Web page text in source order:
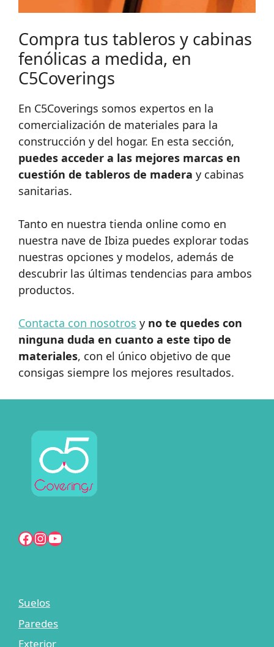
Compra tus tableros y cabinas
fenólicas a medida, en
C5Coverings
En C5Coverings somos expertos en la
comercialización de materiales para la
construcción y del hogar. En esta sección,
puedes acceder a las mejores marcas en
cuestión de tableros de madera y cabinas
sanitarias.
Tanto en nuestra tienda online como en
nuestra nave de Ibiza puedes explorar todas
nuestras opciones y modelos, además de
descubrir las últimas tendencias para ambos
productos.
Contacta con nosotros y no te quedes con
ninguna duda en cuanto a este tipo de
materiales, con el único objetivo de que
consigas siempre los mejores resultados.
Facebook
Instagram
YouTube
Suelos
Paredes
Exterior